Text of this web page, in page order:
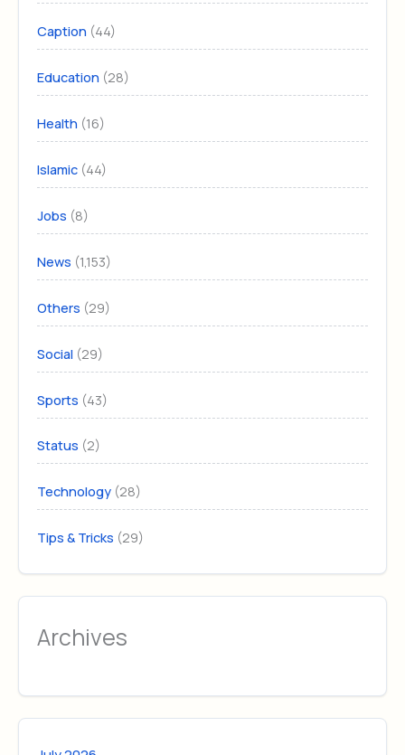
Caption (44)
Education (28)
Health (16)
Islamic (44)
Jobs (8)
News (1,153)
Others (29)
Social (29)
Sports (43)
Status (2)
Technology (28)
Tips & Tricks (29)
Archives